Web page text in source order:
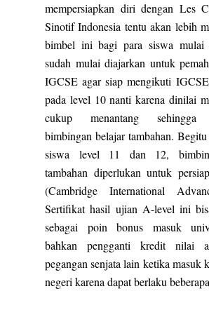
mempersiapkan diri dengan Les
Sinotif Indonesia tentu akan lebih
bimbel ini bagi para siswa
sudah mulai diajarkan untuk
IGCSE agar siap mengikuti
pada level 10 nanti karena dinilai
cukup menantang sehingga
bimbingan belajar tambahan.
siswa level 11 dan 12,
tambahan diperlukan untuk
(Cambridge International
Sertifikat hasil ujian A-level ini
sebagai poin bonus masuk
bahkan pengganti kredit nilai
pegangan senjata lain ketika masuk
negeri karena dapat berlaku